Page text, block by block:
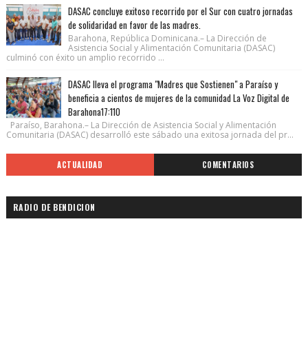
DASAC concluye exitoso recorrido por el Sur con cuatro jornadas
de solidaridad en favor de las madres.
Barahona, República Dominicana.– La Dirección de
Asistencia Social y Alimentación Comunitaria (DASAC)
culminó con éxito un amplio recorrido ...
DASAC lleva el programa "Madres que Sostienen" a Paraíso y
beneficia a cientos de mujeres de la comunidad La Voz Digital de
Barahona17:110
Paraíso, Barahona.– La Dirección de Asistencia Social y Alimentación
Comunitaria (DASAC) desarrolló este sábado una exitosa jornada del pr...
ACTUALIDAD COMENTARIOS
RADIO DE BENDICION